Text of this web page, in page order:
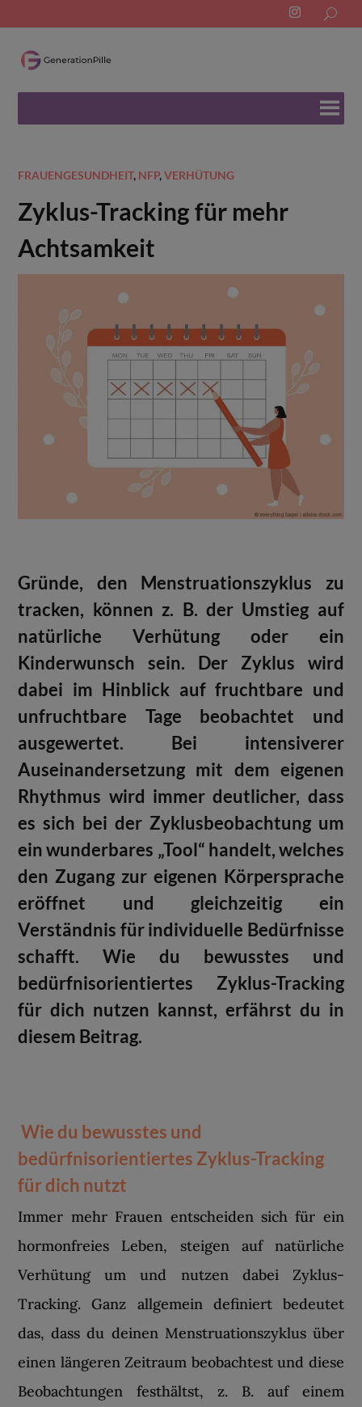
for:
FRAUENGESUNDHEIT, NFP,VERHÜTUNG
Zyklus-Tracking für mehr
Achtsamkeit
Gründe, den Menstruationszyklus zu
tracken, können z. B. der Umstieg auf
natürliche Verhütung oder ein
Kinderwunsch sein. Der Zyklus wird
dabei im Hinblick auf fruchtbare und
unfruchtbare Tage beobachtet und
ausgewertet. Bei intensiverer
Auseinandersetzung mit dem eigenen
Rhythmus wird immer deutlicher, dass
es sich bei der Zyklusbeobachtung um
ein wunderbares „Tool“ handelt, welches
den Zugang zur eigenen Körpersprache
eröffnet und gleichzeitig ein
Verständnis für individuelle Bedürfnisse
schafft. Wie du bewusstes und
bedürfnisorientiertes Zyklus-Tracking
für dich nutzen kannst, erfährst du in
diesem Beitrag.
Wie du bewusstes und
bedürfnisorientiertes Zyklus-Tracking
für dich nutzt
Immer mehr Frauen entscheiden sich für ein
hormonfreies Leben, steigen auf natürliche
Verhütung um und nutzen dabei Zyklus-
Tracking. Ganz allgemein definiert bedeutet
das, dass du deinen Menstruationszyklus über
einen längeren Zeitraum beobachtest und diese
Beobachtungen festhältst, z. B. auf einem